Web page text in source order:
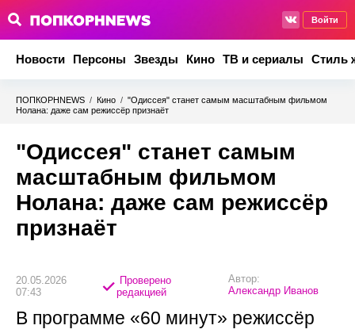
Войти
Новости Персоны Звезды Кино ТВ и сериалы Стиль
ПОПКОРНNEWS / Кино / "Одиссея" станет самым масштабным фильмом
Нолана: даже сам режиссёр признаёт
"Одиссея" станет самым
масштабным фильмом
Нолана: даже сам режиссёр
признаёт
20.05.2026
07:43
Проверено
редакцией
Автор:
Александр Иванов
В программе «60 минут» режиссёр